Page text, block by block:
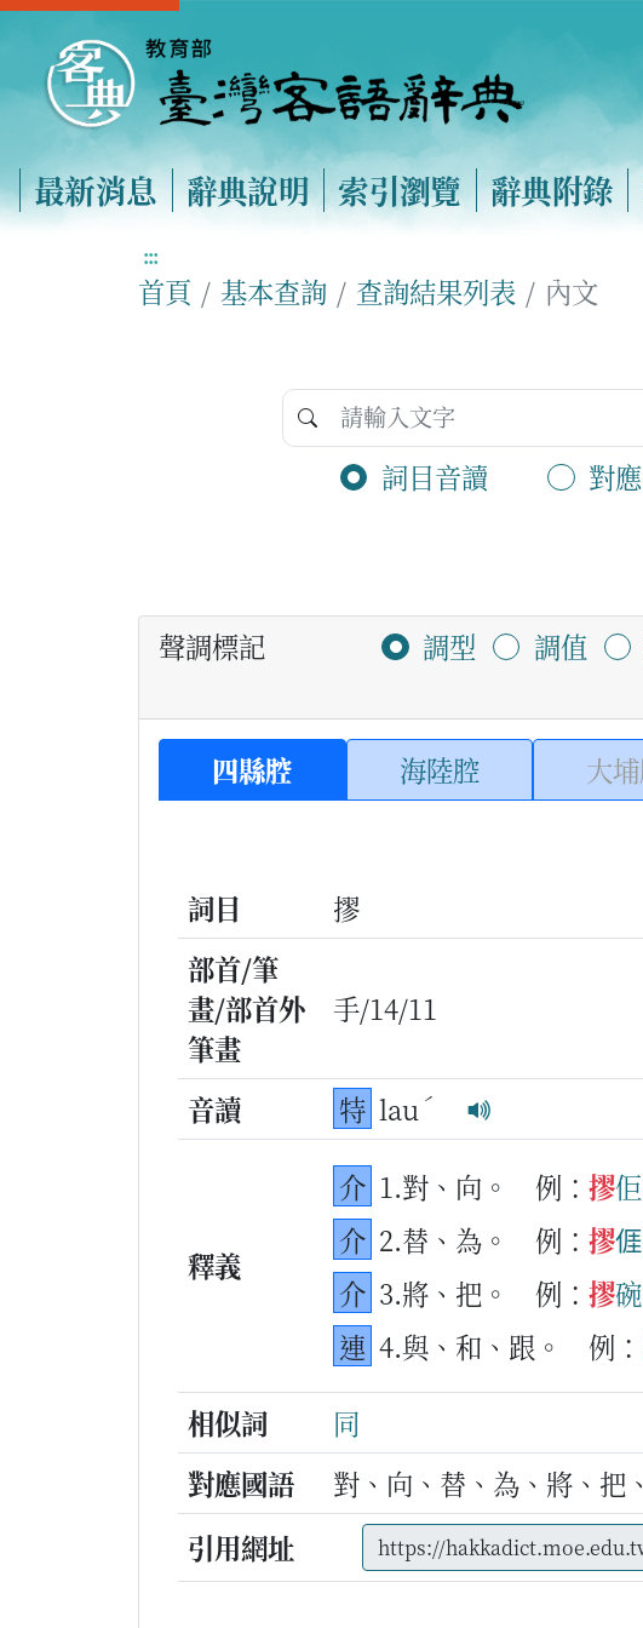
最新消息 辭典說明 索引瀏覽 辭典附錄
:::
首頁 基本查詢 查詢結果列表 內文
詞目音讀 對
聲調標記 調型 調值
四縣腔 海陸腔 大
詞目
摎
部首/筆
畫/部首外
筆畫
手/14/11
音讀 特 lau ˊ
釋義
介 1.對、向。 例： 摎佢
介 2.替、為。 例： 摎𠊎
介 3.將、把。 例： 摎碗
連 4.與、和、跟。 例：
相似詞
同
對應國語
對、向、替、為、將、把
引用網址